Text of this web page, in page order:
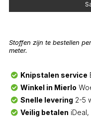
Stoffen zijn te bestellen
meter.
Knipstalen service
Winkel in Mierlo
Snelle levering 2-5
Veilig betalen